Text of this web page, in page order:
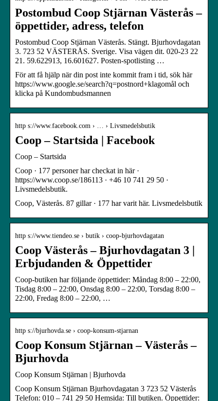
Postombud Coop Stjärnan Västerås –
öppettider, adress, telefon
Postombud Coop Stjärnan Västerås. Stängt. Bjurhovdagatan
3. 723 52 VÄSTERÅS. Sverige. Visa vägen dit. 020-23 22
21. 59.622913, 16.601627. Posten-spotlisting …
För att få hjälp när din post inte kommit fram i tid, sök här
https://www.google.se/search?q=postnord+klagomål och
klicka på Kundombudsmannen
http s://www.facebook.com › … › Livsmedelsbutik
Coop – Startsida | Facebook
Coop – Startsida
Coop · 177 personer har checkat in här ·
https://www.coop.se/186113 · +46 10 741 29 50 ·
Livsmedelsbutik.
Coop, Västerås. 87 gillar · 177 har varit här. Livsmedelsbutik
http s://www.tiendeo.se › butik › coop-bjurhovdagatan
Coop Västerås – Bjurhovdagatan 3 |
Erbjudanden & Öppettider
Coop-butiken har följande öppettider: Måndag 8:00 – 22:00,
Tisdag 8:00 – 22:00, Onsdag 8:00 – 22:00, Torsdag 8:00 –
22:00, Fredag 8:00 – 22:00, …
http s://bjurhovda.se › coop-konsum-stjarnan
Coop Konsum Stjärnan – Västerås –
Bjurhovda
Coop Konsum Stjärnan | Bjurhovda
Coop Konsum Stjärnan Bjurhovdagatan 3 723 52 Västerås
Telefon: 010 – 741 29 50 Hemsida: Till butiken. Öppettider: